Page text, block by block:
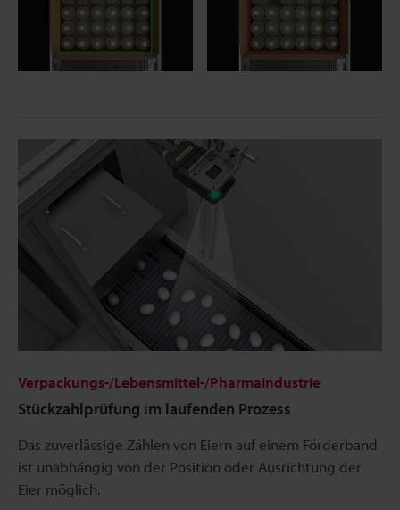
Verpackungs-/Lebensmittel-/Pharmaindustrie
Stückzahlprüfung im laufenden Prozess
Das zuverlässige Zählen von Eiern auf einem Förderband
ist unabhängig von der Position oder Ausrichtung der
Eier möglich.